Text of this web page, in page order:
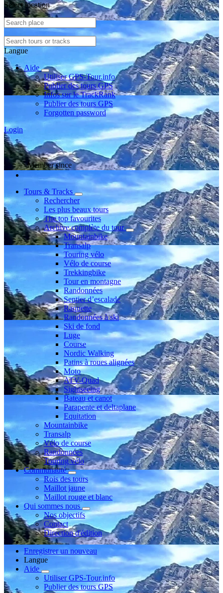
Select location
Langue
Aide
Utiliser GPS-Tour.info
Publier des tours GPS
Infos sur le TrackRank
Publier des tours GPS
Forgotten password
Login
Member since
Tours & Tracks
Rechercher
Les plus beaux tours
The top favourites
Archive complète du tour
Mountainbike
Transalp
Touring vélo
Vélo de course
Trekkingbike
Tour en montagne
Randonnées
Sentier d’escalade
Raquette
Randonnées à ski
Ski de fond
Luge
Course
Nordic Walking
Patins à roues alignées
Moto
ATV-Quad
Sightseeing
Bateau et canot
Parapente et deltaplane
Equitation
Mountainbike
Transalp
Vélo de course
Randonnées
Touring vélo
Communauté
Rois des tours
Maillot jaune
Maillot rouge et blanc
Qui sommes nous
Nos objectifs
Contact
Direction d'édition
Enregistrer un nouveau
Langue
Aide
Utiliser GPS-Tour.info
Publier des tours GPS